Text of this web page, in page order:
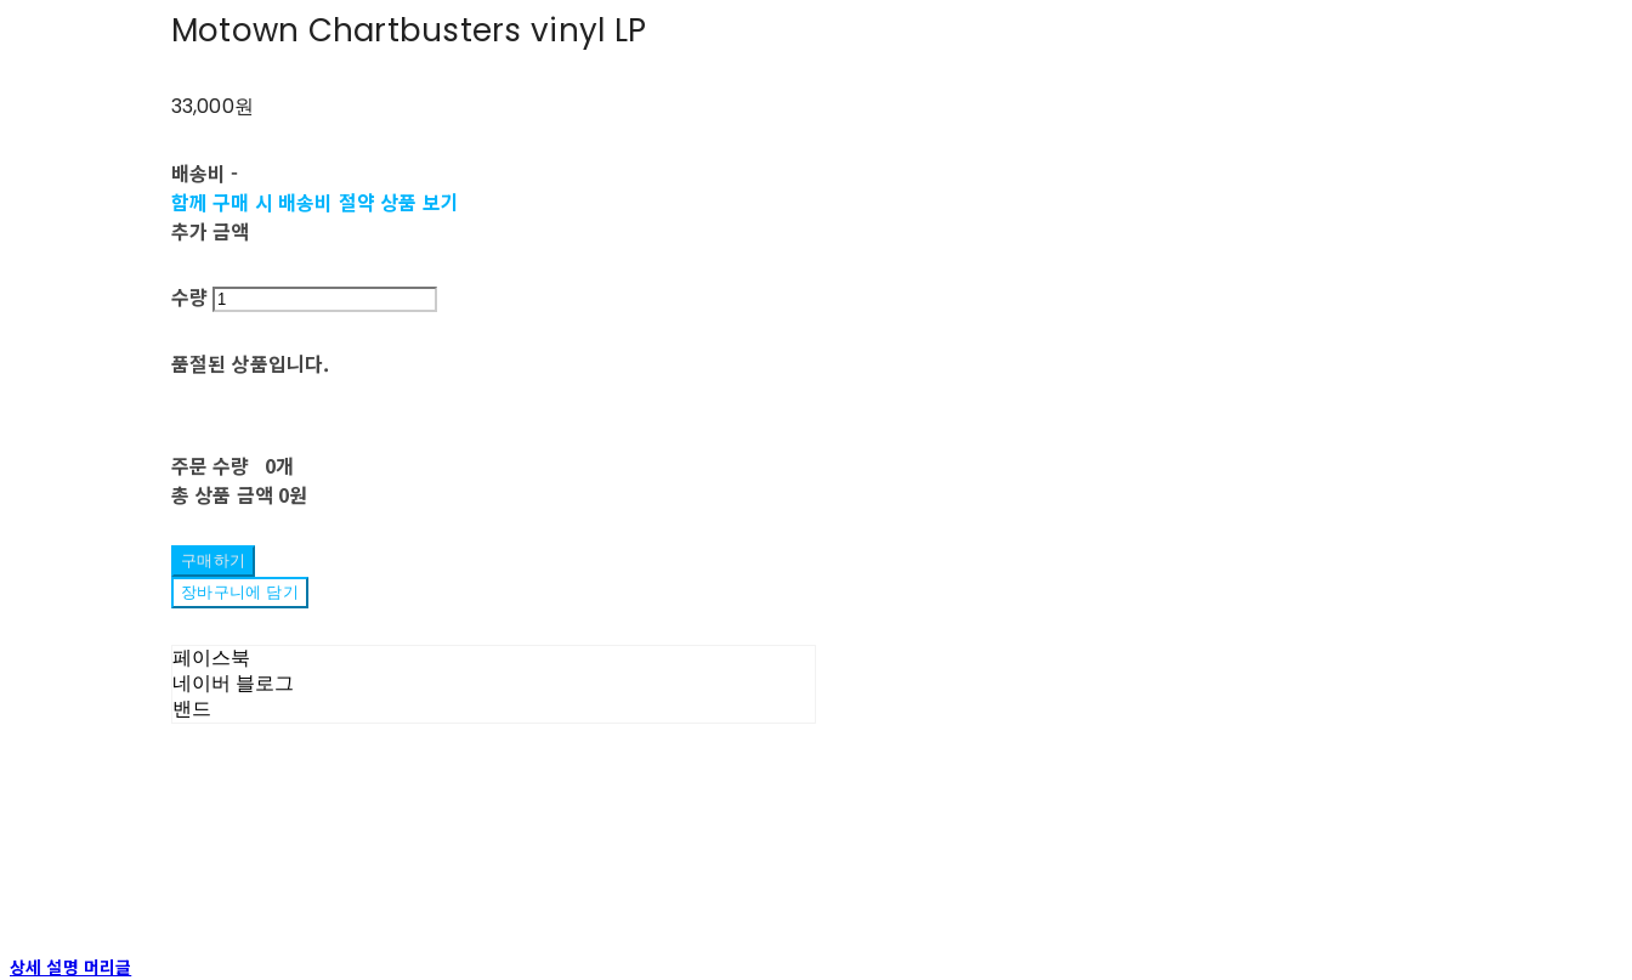
Motown Chartbusters vinyl LP
33,000원
배송비-
함께 구매 시 배송비 절약 상품 보기
추가 금액
수량
품절된 상품입니다.
주문 수량 0개
총 상품 금액 0원
구매하기
장바구니에 담기
페이스북
네이버 블로그
밴드
상세 설명 머리글